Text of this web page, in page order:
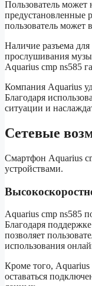
Пользователь может
предустановленные
пользователь может
Наличие разъема
прослушивания
Aquarius cmp ns585
Компания Aquarius
Благодаря
ситуации и
Сетевые
Смартфон Aquarius
устройствами.
Aquarius cmp ns585
Благодаря
позволяет
использования
Кроме того, Aquarius
оставаться